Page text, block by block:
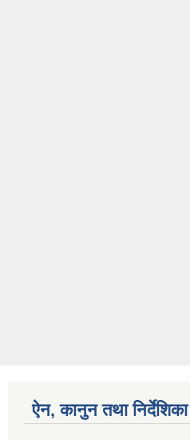
ऐन, कानुन तथा निर्देशिका